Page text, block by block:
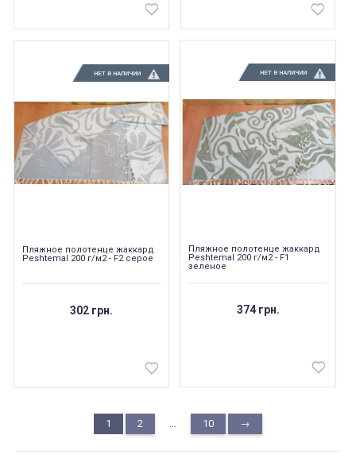
НЕТ В НАЛИЧИИ
Пляжное полотенце жаккард
Peshtemal 200 г/м2 - F2 серое
302 грн.
НЕТ В НАЛИЧИИ
Пляжное полотенце жаккард
Peshtemal 200 г/м2 - F1
зеленое
374 грн.
1 2 ... 10 →